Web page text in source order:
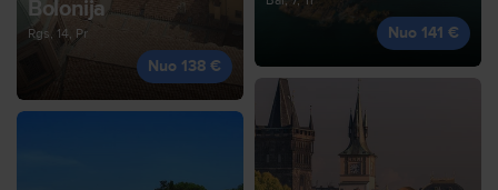
Bolonija
Rgs, 14, Pr
Nuo 138 €
Nuo 141 €